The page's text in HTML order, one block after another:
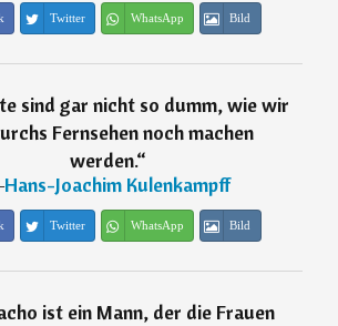
Twitter WhatsApp Bild
sind gar nicht so dumm, wie wir
Fernsehen noch machen
werden.“
Hans-Joachim Kulenkampff
Twitter WhatsApp Bild
ist ein Mann, der die Frauen